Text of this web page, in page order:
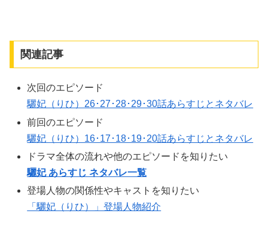
関連記事
次回のエピソード
驪妃（りひ）26･27･28･29･30話あらすじとネタバレ
前回のエピソード
驪妃（りひ）16･17･18･19･20話あらすじとネタバレ
ドラマ全体の流れや他のエピソードを知りたい
驪妃 あらすじ ネタバレ一覧
登場人物の関係性やキャストを知りたい
「驪妃（りひ）」登場人物紹介